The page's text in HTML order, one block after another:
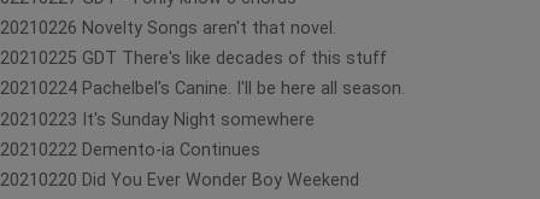
20210226 Novelty Songs aren't that novel.
20210225 GDT There's like decades of this stuff
20210224 Pachelbel's Canine. I'll be here all season.
20210223 It's Sunday Night somewhere
20210222 Demento-ia Continues
20210220 Did You Ever Wonder Boy Weekend